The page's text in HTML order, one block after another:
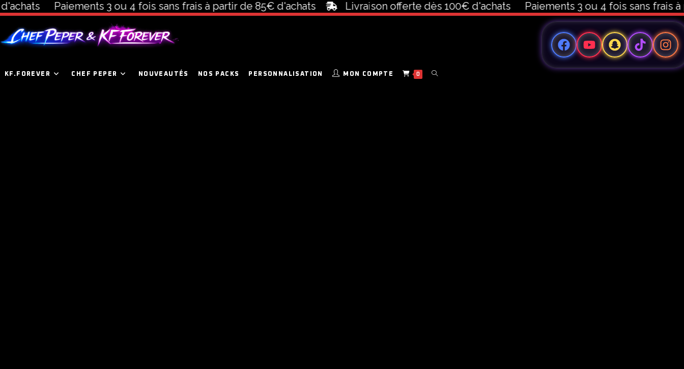
Paiements 3 ou 4 fois sans frais à partir de 85€ d'achats Livraison offerte dès 100€ d'achats Paiements 3 ou 4 fois sans frais à
KF.FOREVER CHEF PEPER NOUVEAUTÉS NOS PACKS PERSONNALISATION MON COMPTE 0